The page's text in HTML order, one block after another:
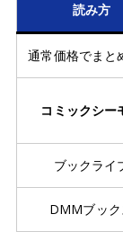
読み方
通常価格でまと
コミックシー
ブックライ
DMMブック